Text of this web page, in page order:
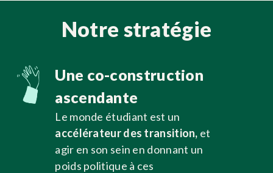
Notre stratégie
Une co-construction
ascendante
Le monde étudiant est un
accélérateur des transition, et
agir en son sein en donnant un
poids politique à ces